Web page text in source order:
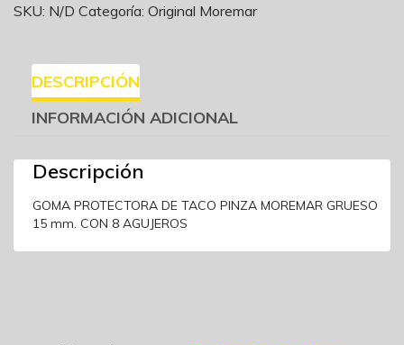
SKU: N/D Categoría: Original Moremar
DESCRIPCIÓN
INFORMACIÓN ADICIONAL
Descripción
GOMA PROTECTORA DE TACO PINZA MOREMAR GRUESO
15 mm. CON 8 AGUJEROS